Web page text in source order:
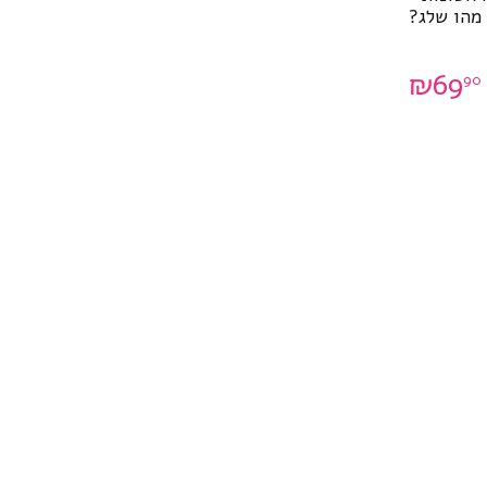
מהו שלג?
₪6990